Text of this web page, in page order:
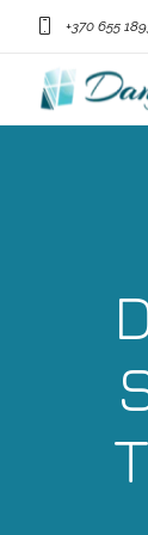
+370 655